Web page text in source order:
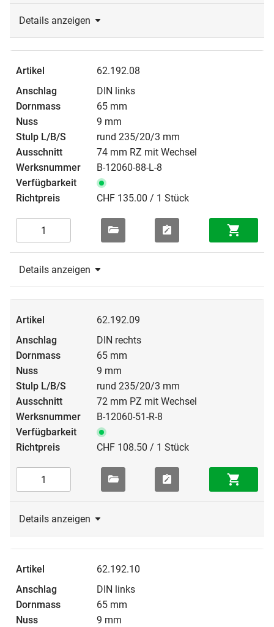
Details anzeigen
62.192.08
DIN links
65 mm
9 mm
rund 235/20/3 mm
74 mm RZ mit Wechsel
B-12060-88-L-8
CHF 135.00 / 1 Stück
Details anzeigen
62.192.09
DIN rechts
65 mm
9 mm
rund 235/20/3 mm
72 mm PZ mit Wechsel
B-12060-51-R-8
CHF 108.50 / 1 Stück
Details anzeigen
62.192.10
DIN links
65 mm
9 mm